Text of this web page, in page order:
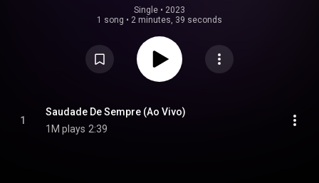
Single • 2023
1 song • 2 minutes, 39 seconds
1
Saudade De Sempre (Ao Vivo)
1M plays 2:39